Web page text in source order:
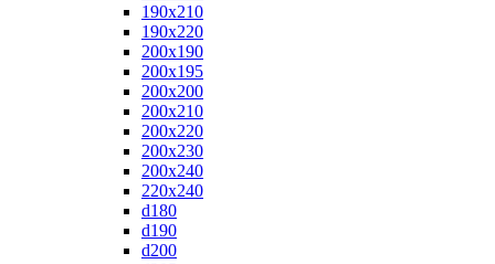
190x210
190x220
200x190
200x195
200x200
200x210
200x220
200x230
200x240
220x240
d180
d190
d200